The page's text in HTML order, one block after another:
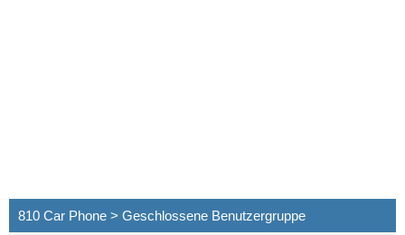
810 Car Phone > Geschlossene Benutzergruppe